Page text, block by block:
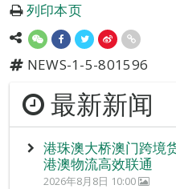
列印本页
NEWS-1-5-801596
最新新闻
港珠澳大桥澳门跨境
港澳物流高效联通
2026年8月8日 10:00